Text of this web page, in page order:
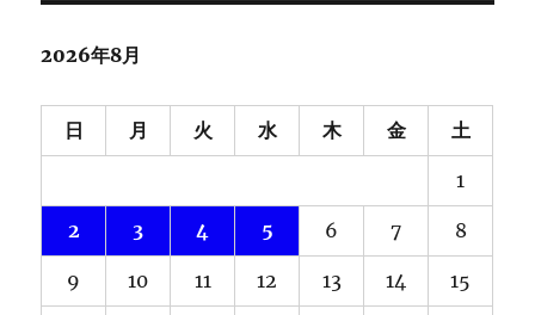
2026年8月
日 月 火 水 木 金 土
1
2 3 4 5 6 7 8
9 10 11 12 13 14 15